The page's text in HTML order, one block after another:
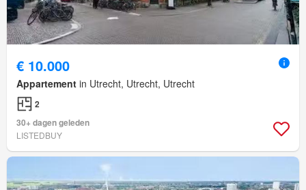
€ 10.000
Appartement in Utrecht, Utrecht, Utrecht
2
30+ dagen geleden
LISTEDBUY